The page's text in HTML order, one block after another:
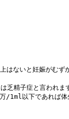
はないと妊娠がむ
精子症と言われま
/1ml以下であれば